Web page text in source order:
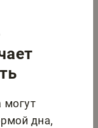
могут
дна,